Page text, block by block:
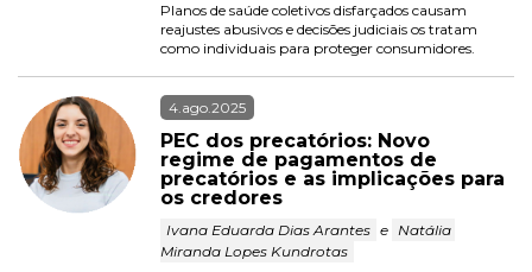
Planos de saúde coletivos disfarçados causam
reajustes abusivos e decisões judiciais os tratam
como individuais para proteger consumidores.
4.ago.2025
PEC dos precatórios: Novo
regime de pagamentos de
precatórios e as implicações para
os credores
Ivana Eduarda Dias Arantes e Natália
Miranda Lopes Kundrotas